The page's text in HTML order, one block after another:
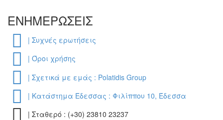
ΕΝΗΜΕΡΩΣΕΙΣ
| Συχνές ερωτήσεις
| Όροι χρήσης
| Σχετικά με εμάς : Polatidis Group
| Κατάστημα Έδεσσας : Φιλίππου 10, Έδεσσα
| Σταθερό : (+30) 23810 23237